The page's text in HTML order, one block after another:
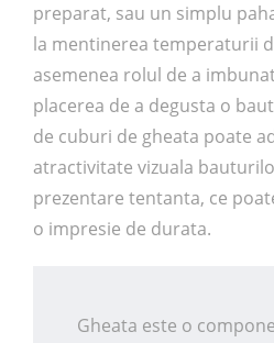
preparat, sau un simplu
la mentinerea temperaturii
asemenea rolul de a
placerea de a degusta o
de cuburi de gheata poate
atractivitate vizuala
prezentare tentanta, ce
o impresie de durata.
Gheata este o